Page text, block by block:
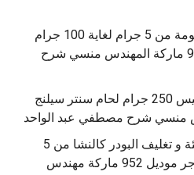
ماكينة تعبئة بودر شديد النعومة من 5 جرام لغاية 100 جرام
تصلح للبن البودر موديل 952 ماركة المهندس منسي شرح
ماكينة تعبئة بودر اعلاف بكيس 250 جرام لحام سنتر سيلنج
ماكينة تعبئة أتوماتيكية لتعبئة و تغليف البودر كالنشا من 5
جرام ل 250 جرام نظام أوجر موديل 952 ماركة مهندس